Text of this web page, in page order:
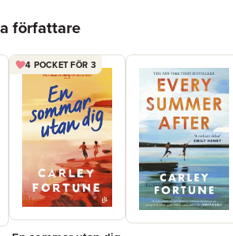
Henry
för att krossa ditt hjärta i
hjärta. Percy och Sam kommer att stanna
än till sista sidan."USA Today
författare
4 POCKET FÖR 3